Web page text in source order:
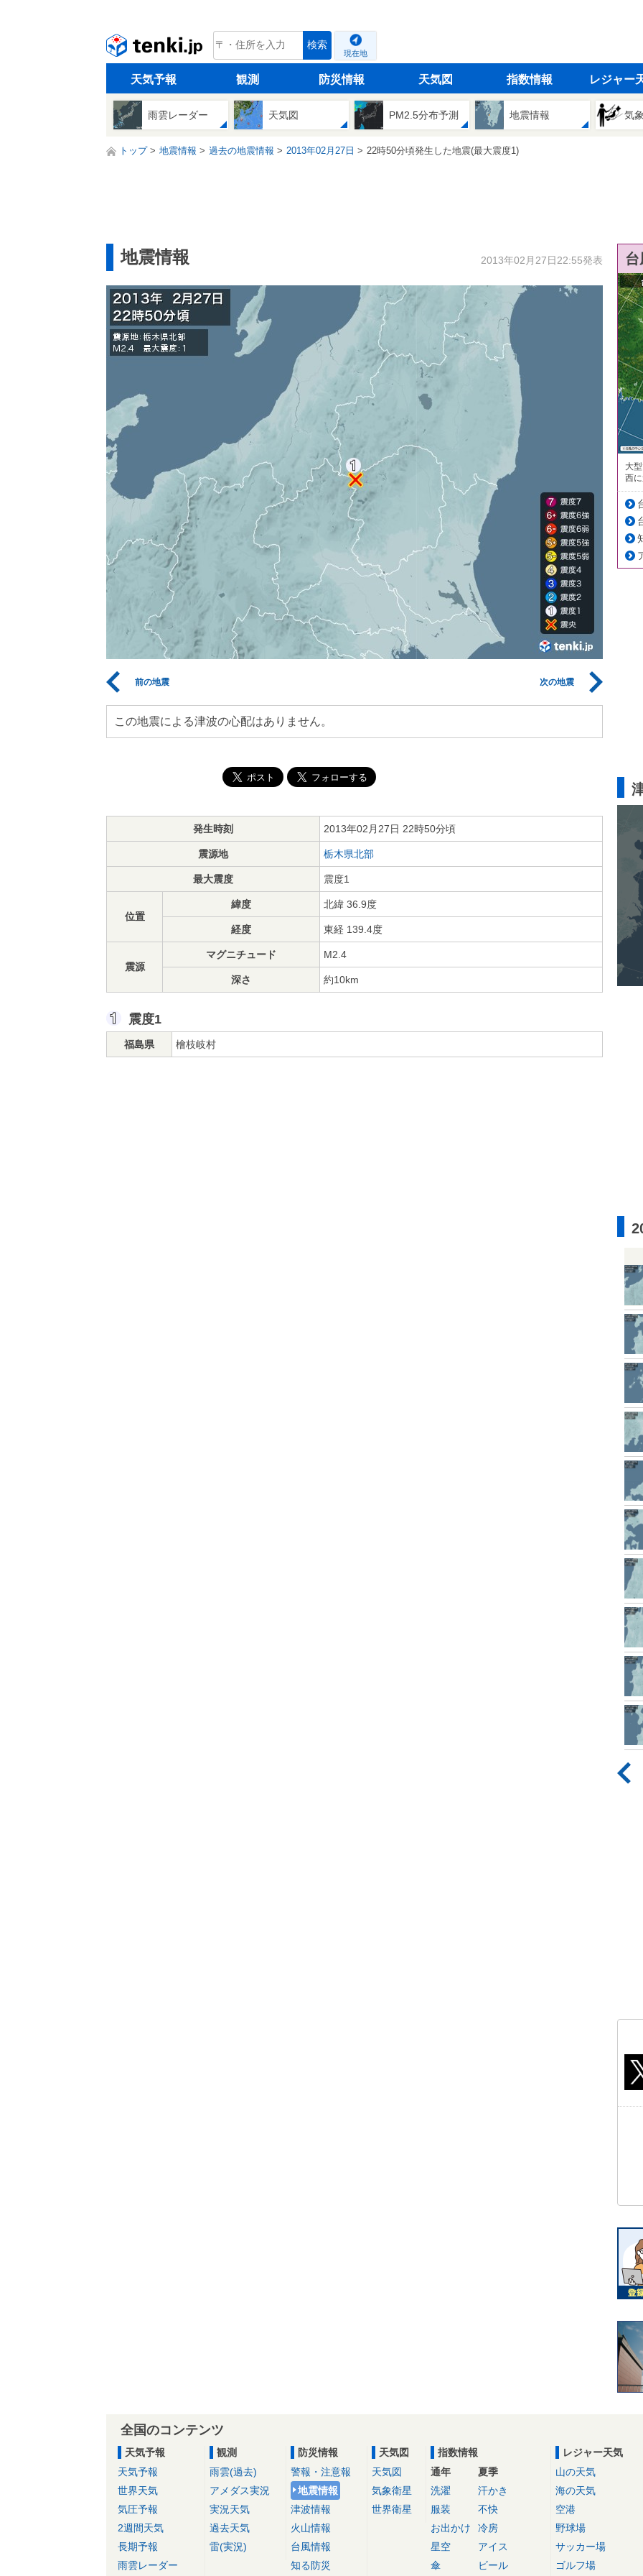
tenki.jp 検索
現在地
天気予報 観測 防災情報 天気図 指数情報 レジャー
雨雲レーダー 天気図 PM2.5分布予測 地震情報 気
トップ 地震情報 過去の地震情報 2013年02月27日 22時50分頃発生した地震(最大震度1)
地震情報 2013年02月27日22:55発表
前の地震 次の地震
この地震による津波の心配はありません。
発生時刻 2013年02月27日 22時50分頃
震源地 栃木県北部
最大震度 震度1
位置
緯度 北緯 36.9度
経度 東経 139.4度
震源
マグニチュード M2.4
深さ 約10km
震度1
福島県 檜枝岐村
大
西
全国のコンテンツ
天気予報
天気予報
世界天気
気圧予報
2週間天気
長期予報
雨雲レーダー
観測
雨雲(過去)
アメダス実況
実況天気
過去天気
雷(実況)
防災情報
警報・注意報
地震情報
津波情報
火山情報
台風情報
知る防災
天気図
天気図
気象衛星
世界衛星
指数情報
通年
洗濯
服装
お出かけ
星空
傘
夏季
汗かき
不快
冷房
アイス
ビール
レジャー天気
山の天気
海の天気
空港
野球場
サッカー場
ゴルフ場